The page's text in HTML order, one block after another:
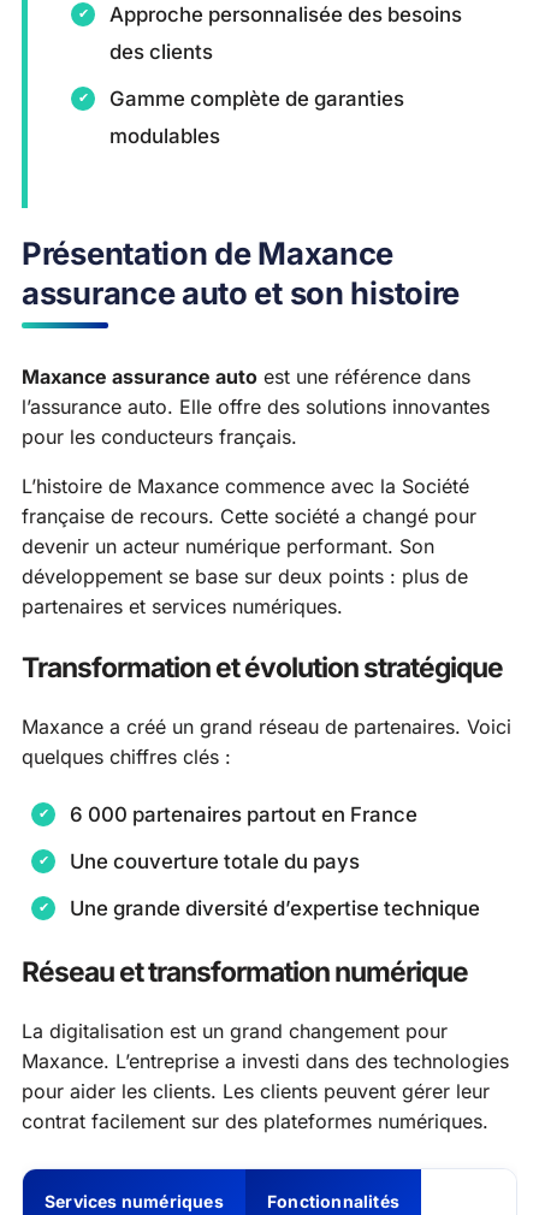
Approche personnalisée des besoins
des clients
Gamme complète de garanties
modulables
Présentation de Maxance
assurance auto et son histoire
Maxance assurance auto est une référence dans
l’assurance auto. Elle offre des solutions innovantes
pour les conducteurs français.
L’histoire de Maxance commence avec la Société
française de recours. Cette société a changé pour
devenir un acteur numérique performant. Son
développement se base sur deux points : plus de
partenaires et services numériques.
Transformation et évolution stratégique
Maxance a créé un grand réseau de partenaires. Voici
quelques chiffres clés :
6 000 partenaires partout en France
Une couverture totale du pays
Une grande diversité d’expertise technique
Réseau et transformation numérique
La digitalisation est un grand changement pour
Maxance. L’entreprise a investi dans des technologies
pour aider les clients. Les clients peuvent gérer leur
contrat facilement sur des plateformes numériques.
Services numériques Fonctionnalités